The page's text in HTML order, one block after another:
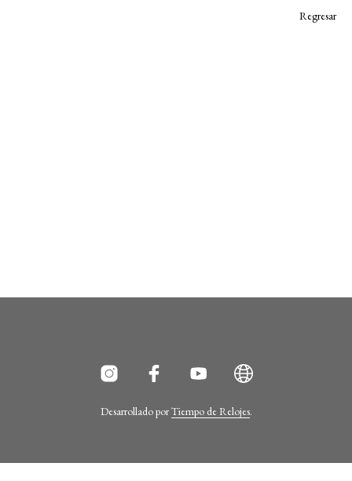
Regresar
Desarrollado porTiempo de Relojes.